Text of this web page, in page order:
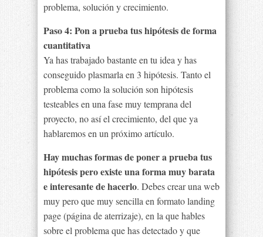
problema, solución y crecimiento.
Paso 4: Pon a prueba tus hipótesis de forma
cuantitativa
Ya has trabajado bastante en tu idea y has
conseguido plasmarla en 3 hipótesis. Tanto el
problema como la solución son hipótesis
testeables en una fase muy temprana del
proyecto, no así el crecimiento, del que ya
hablaremos en un próximo artículo.
Hay muchas formas de poner a prueba tus
hipótesis pero existe una forma muy barata
e interesante de hacerlo. Debes crear una web
muy pero que muy sencilla en formato landing
page (página de aterrizaje), en la que hables
sobre el problema que has detectado y que